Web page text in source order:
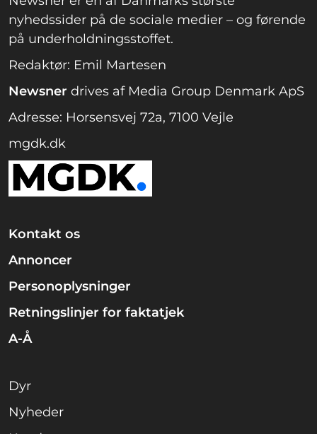
nyhedssider på de sociale medier – og førende
på underholdningsstoffet.
Redaktør: Emil Martesen
Newsner drives af Media Group Denmark ApS
Adresse: Horsensvej 72a, 7100 Vejle
mgdk.dk
Kontakt os
Annoncer
Personoplysninger
Retningslinjer for faktatjek
A-Å
Dyr
Nyheder